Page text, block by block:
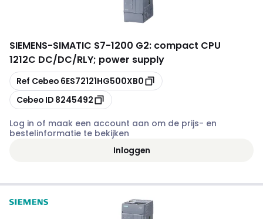
SIEMENS-SIMATIC S7-1200 G2: compact CPU
1212C DC/DC/RLY; power supply
Kopiëren
Ref Cebeo 6ES72121HG500XB0
Kopiëren
Cebeo ID 8245492
Log in of maak een account aan om de prijs- en
bestelinformatie te bekijken
Inloggen